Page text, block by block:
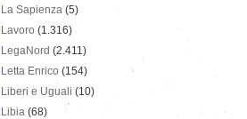
La Sapienza (5)
Lavoro (1.316)
LegaNord (2.411)
Letta Enrico (154)
Liberi e Uguali (10)
Libia (68)